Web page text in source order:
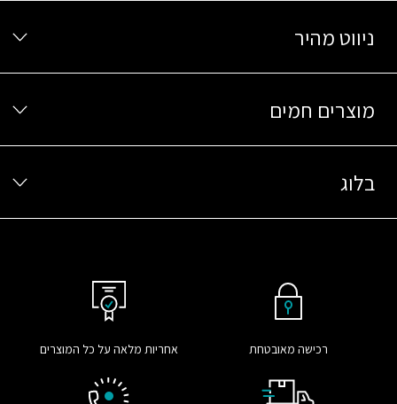
ניווט מהיר
מוצרים חמים
בלוג
רכישה מאובטחת אחריות מלאה על כל המוצרים